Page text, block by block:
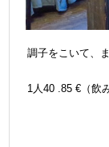
調子をこいて、
1人40 .85 €（飲